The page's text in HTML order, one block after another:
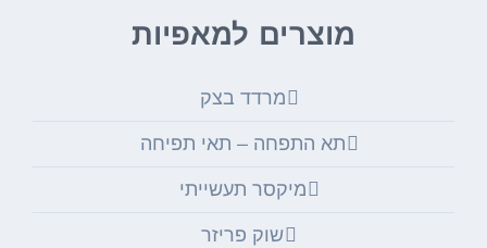
מוצרים למאפיות
מרדד בצק
תא התפחה – תאי תפיחה
מיקסר תעשייתי
שוק פריזר